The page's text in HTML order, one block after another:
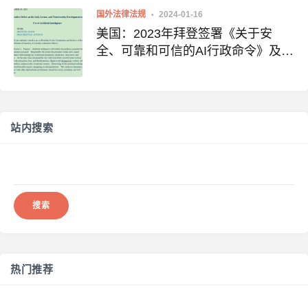
国外法律法规 2024-01-16
美国：2023年拜登签署《关于安
全、可靠和可信的AI行政命令》及全
站内搜索
热门推荐